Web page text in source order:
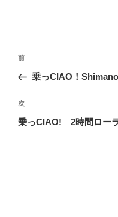
投
ビ
ゲ
過
去
投
稿
前
乗っCIAO！
次
の
次
乗っCIAO! 2時間ロー